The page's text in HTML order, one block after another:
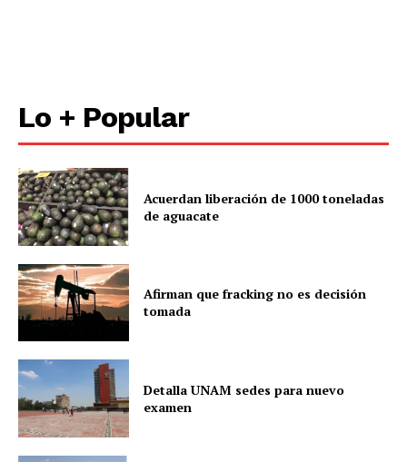
Lo + Popular
Acuerdan liberación de 1000 toneladas
de aguacate
Afirman que fracking no es decisión
tomada
Detalla UNAM sedes para nuevo
examen